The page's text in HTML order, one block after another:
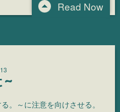
Read Now
。～に注意を向けさせる。